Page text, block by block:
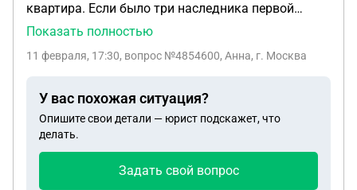
квартира. Если было три наследника первой
очереди (дети) и завещание на одну из дочерей.
неизвестно, было ли оно нотариально заверено,
получили по 2/9 от квартиры, а сестра, у которой
вроде бы было завещание, оставшуюся часть.
Верно ли распределены доли? Если было
очереди вступить в наследство без суда? Если
Показать полностью
11 февраля, 17:30, вопрос №4854600, Анна, г. Москва
У вас похожая ситуация?
Опишите свои детали — юрист подскажет, что
делать.
Задать свой вопрос